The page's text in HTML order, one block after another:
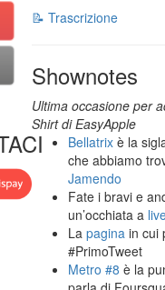
📝 Trascrizione
Shownotes
Ultima occasione per
Shirt di EasyApple
Bellatrix è la
che abbiamo
Jamendo
Fate i bravi e
un’occhiata a
Lapagina in cui
#PrimoTweet
Metro #8 è la